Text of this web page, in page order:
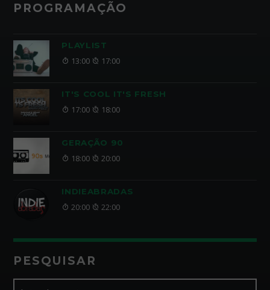
PROGRAMAÇÃO
PLAYLIST
13:00 17:00
IT'S COOL IT'S FRESH
17:00 18:00
GERAÇÃO 90
18:00 20:00
INDIEABRADAS
20:00 22:00
PESQUISAR